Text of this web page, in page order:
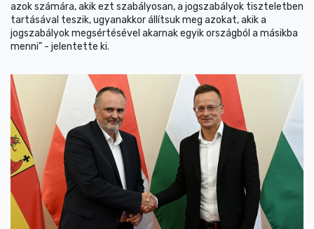
azok számára, akik ezt szabályosan, a jogszabályok tiszteletben
tartásával teszik, ugyanakkor állítsuk meg azokat, akik a
jogszabályok megsértésével akarnak egyik országból a másikba
menni" - jelentette ki.